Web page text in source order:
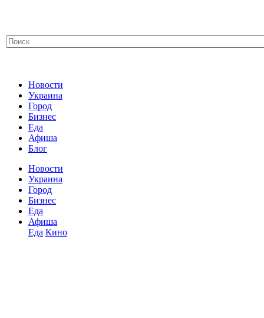
Новости
Украина
Город
Бизнес
Еда
Афиша
Блог
Новости
Украина
Город
Бизнес
Еда
Афиша
Еда Кино